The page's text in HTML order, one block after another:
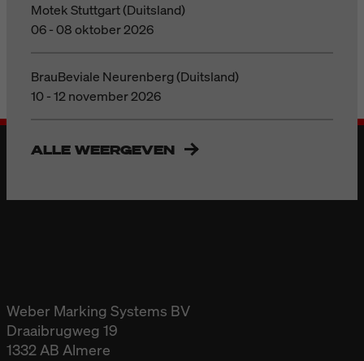
Motek Stuttgart (Duitsland)
06 - 08 oktober 2026
BrauBeviale Neurenberg (Duitsland)
10 - 12 november 2026
ALLE WEERGEVEN
Weber Marking Systems BV
Draaibrugweg 19
1332 AB Almere